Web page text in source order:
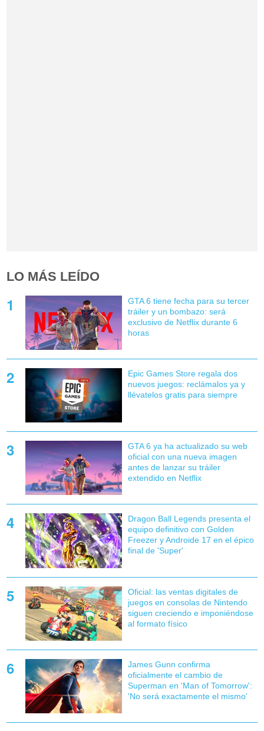
LO MÁS LEÍDO
GTA 6 tiene fecha para su tercer
tráiler y un bombazo: será
exclusivo de Netflix durante 6
horas
Epic Games Store regala dos
nuevos juegos: reclámalos ya y
llévatelos gratis para siempre
GTA 6 ya ha actualizado su web
oficial con una nueva imagen
antes de lanzar su tráiler
extendido en Netflix
Dragon Ball Legends presenta el
equipo definitivo con Golden
Freezer y Androide 17 en el épico
final de 'Super'
Oficial: las ventas digitales de
juegos en consolas de Nintendo
siguen creciendo e imponiéndose
al formato físico
James Gunn confirma
oficialmente el cambio de
Superman en 'Man of Tomorrow':
'No será exactamente el mismo'